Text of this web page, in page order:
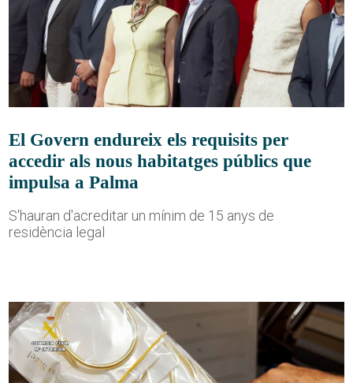
El Govern endureix els requisits per
accedir als nous habitatges públics que
impulsa a Palma
S'hauran d'acreditar un mínim de 15 anys de
residència legal